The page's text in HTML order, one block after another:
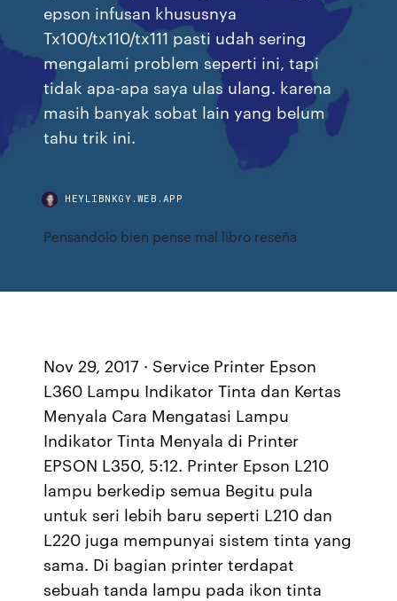
epson infusan khususnya
Tx100/tx110/tx111 pasti udah sering
mengalami problem seperti ini, tapi
tidak apa-apa saya ulas ulang. karena
masih banyak sobat lain yang belum
tahu trik ini.
HEYLIBNKGY.WEB.APP
Pensandolo bien pense mal libro reseña
Nov 29, 2017 · Service Printer Epson
L360 Lampu Indikator Tinta dan Kertas
Menyala Cara Mengatasi Lampu
Indikator Tinta Menyala di Printer
EPSON L350, 5:12. Printer Epson L210
lampu berkedip semua Begitu pula
untuk seri lebih baru seperti L210 dan
L220 juga mempunyai sistem tinta yang
sama. Di bagian printer terdapat
sebuah tanda lampu pada ikon tinta